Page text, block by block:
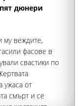
дюнери
му веждите,
фасове в
свастики по
ужаса от
смърт и се